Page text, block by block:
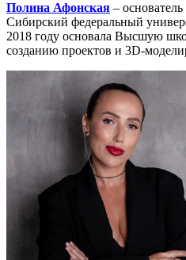
Полина Афонская –
Сибирский федеральный
2018 году основала Высшую
созданию проектов и 3D-